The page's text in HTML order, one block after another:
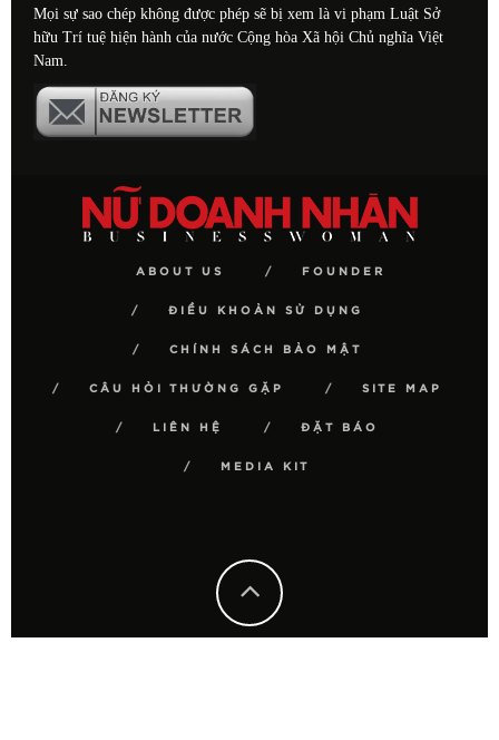
Mọi sự sao chép không được phép sẽ bị xem là vi phạm Luật Sở
hữu Trí tuệ hiện hành của nước Cộng hòa Xã hội Chủ nghĩa Việt
Nam.
ABOUT US FOUNDER
ĐIỀU KHOẢN SỬ DỤNG
CHÍNH SÁCH BẢO MẬT
CÂU HỎI THƯỜNG GẶP SITE MAP
LIÊN HỆ ĐẶT BÁO
MEDIA KIT